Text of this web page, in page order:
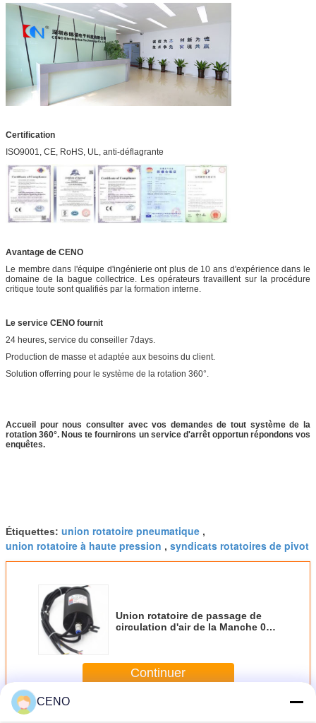
Certification
ISO9001, CE, RoHS, UL, anti-déflagrante
Avantage de CENO
Le membre dans l'équipe d'ingénierie ont plus de 10 ans d'expérience dans le
domaine de la bague collectrice. Les opérateurs travaillent sur la procédure
critique toute sont qualifiés par la formation interne.
Le service CENO fournit
24 heures, service du conseiller 7days.
Production de masse et adaptée aux besoins du client.
Solution offerring pour le système de la rotation 360°.
Accueil pour nous consulter avec vos demandes de tout système de la
rotation 360°. Nous te fournirons un service d'arrêt opportun répondons vos
enquêtes.
Étiquettes: union rotatoire pneumatique ,
union rotatoire à haute pression , syndicats rotatoires de pivot
Union rotatoire de passage de
circulation d'air de la Manche 0-
Continuer
PlusUnion rotatoire pneumatique
CENO